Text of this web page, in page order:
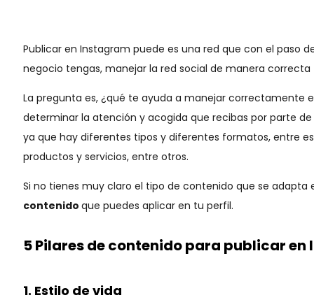
Publicar en Instagram puede es una red que con el paso
negocio tengas, manejar la red social de manera
La pregunta es, ¿qué te ayuda a manejar correctamente
determinar la atención y acogida que recibas por parte
ya que hay diferentes tipos y diferentes formatos, entre
productos y servicios, entre otros.
Si no tienes muy claro el tipo de contenido que se
contenido que puedes aplicar en tu perfil.
5 Pilares de contenido para publicar
1. Estilo de vida